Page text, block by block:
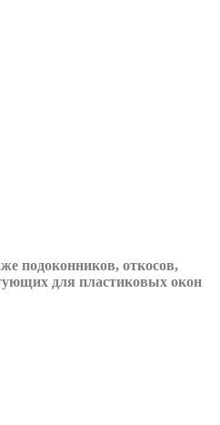
подоконников, откосов,
для пластиковых окон